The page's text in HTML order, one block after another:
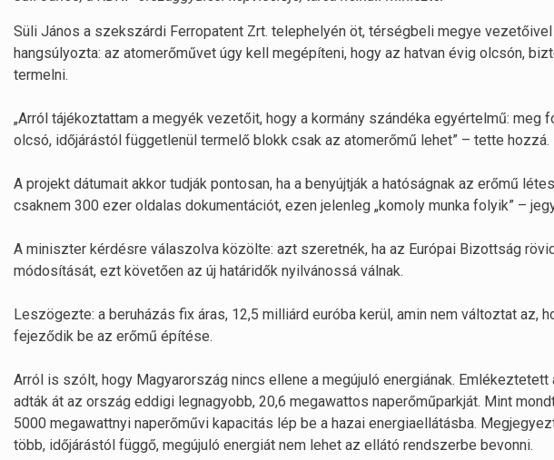
Süli János a szekszárdi Ferropatent Zrt. telephelyén öt, térségbeli megye
hangsúlyozta: az atomerőművet úgy kell megépíteni, hogy az hatvan évig olcsón,
termelni.
„Arról tájékoztattam a megyék vezetőit, hogy a kormány szándéka egyértelmű: meg
olcsó, időjárástól függetlenül termelő blokk csak az atomerőmű lehet” – tette hozzá.
A projekt dátumait akkor tudják pontosan, ha a benyújtják a hatóságnak az erőmű
csaknem 300 ezer oldalas dokumentációt, ezen jelenleg „komoly munka folyik” –
A miniszter kérdésre válaszolva közölte: azt szeretnék, ha az Európai Bizottság
módosítását, ezt követően az új határidők nyilvánossá válnak.
Leszögezte: a beruházás fix áras, 12,5 milliárd euróba kerül, amin nem változtat az,
fejeződik be az erőmű építése.
Arról is szólt, hogy Magyarország nincs ellene a megújuló energiának. Emlékeztetett
adták át az ország eddigi legnagyobb, 20,6 megawattos naperőműparkját. Mint
5000 megawattnyi naperőművi kapacitás lép be a hazai energiaellátásba.
több, időjárástól függő, megújuló energiát nem lehet az ellátó rendszerbe bevonni.